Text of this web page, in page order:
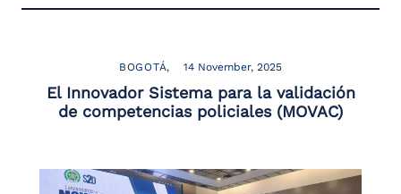
BOGOTÁ 14 November, 2025
El Innovador Sistema para la validación
de competencias policiales (MOVAC)